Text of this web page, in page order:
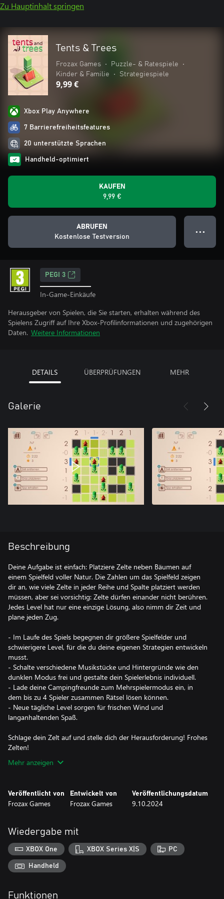
Zu Hauptinhalt springen
Tents & Trees
Frozax Games • Puzzle- & Ratespiele
•
Kinder & Familie
• Strategiespiele
9,99 €
Xbox Play Anywhere
7 Barrierefreiheitsfeatures
20 unterstützte Sprachen
Handheld-optimiert
KAUFEN
9,99 €
ABRUFEN
Kostenlose Testversion
● ● ●
PEGI 3
In-Game-Einkäufe
Herausgeber von Spielen, die Sie starten, erhalten während des
Spielens Zugriff auf Ihre Xbox-Profilinformationen und zugehörigen
Daten. Weitere Informationen
DETAILS ÜBERPRÜFUNGEN MEHR
Galerie
Beschreibung
Deine Aufgabe ist einfach: Platziere Zelte neben Bäumen auf
einem Spielfeld voller Natur. Die Zahlen um das Spielfeld zeigen
dir an, wie viele Zelte in jeder Reihe und Spalte platziert werden
müssen, aber sei vorsichtig: Zelte dürfen einander nicht berühren.
Jedes Level hat nur eine einzige Lösung, also nimm dir Zeit und
plane jeden Zug.
- Im Laufe des Spiels begegnen dir größere Spielfelder und
schwierigere Level, für die du deine eigenen Strategien entwickeln
musst.
- Schalte verschiedene Musikstücke und Hintergründe wie den
dunklen Modus frei und gestalte dein Spielerlebnis individuell.
- Lade deine Campingfreunde zum Mehrspielermodus ein, in
dem bis zu 4 Spieler zusammen Rätsel lösen können.
- Neue tägliche Level sorgen für frischen Wind und
langanhaltenden Spaß.
Schlage dein Zelt auf und stelle dich der Herausforderung! Frohes
Mehr anzeigen
Veröffentlicht von
Frozax Games
Entwickelt von
Frozax Games
Veröffentlichungsdatum
9.10.2024
Wiedergabe mit
XBOX One XBOX Series X|S PC
Handheld
Funktionen